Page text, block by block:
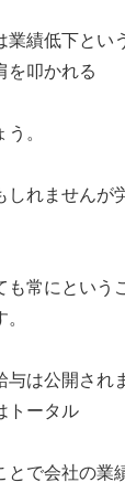
業績低下とい
を叩かれる
。
しれませんが
も常にという
与は公開され
トータル
とで会社の業